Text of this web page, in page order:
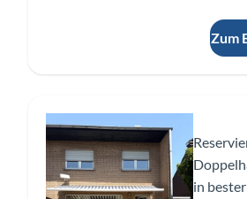
Zum
Slide 1 of 29
in